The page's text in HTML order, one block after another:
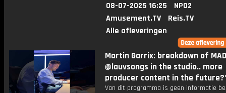
08-07-2025 16:25
NPO2
Amusement.TV
Reis.TV
Alle afleveringen
Martin Garrix: breakdown of
@lauvsongs in the studio.. more
producer content in the
Van dit programma is geen informatie